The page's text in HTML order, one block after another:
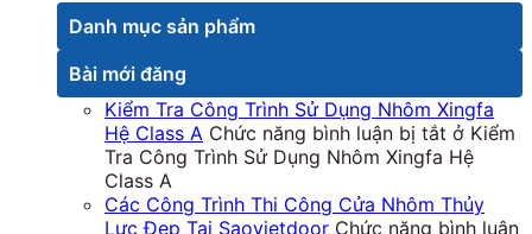
Danh mục sản phẩm
Bài mới đăng
Kiểm Tra Công Trình Sử Dụng Nhôm Xingfa
Hệ Class A Chức năng bình luận bị tắt ở Kiểm
Tra Công Trình Sử Dụng Nhôm Xingfa Hệ
Class A
Các Công Trình Thi Công Cửa Nhôm Thủy
Lực Đẹp Tại Saovietdoor Chức năng bình luận